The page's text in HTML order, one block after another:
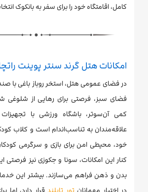
کامل، اقامتگاه خود را برای سفر به بانکوک
امکانات هتل گرند سنتر پوینت
در فضای عمومی هتل، استخر روباز باغی با
فضای سبز، فرصتی برای رهایی از شلوغی
کمی آن‌سوتر، باشگاه ورزشی با
علاقه‌مندان به تناسب‌اندام است و کلاب
خود، محیطی امن برای بازی و سرگرمی
کنار این امکانات، سونا و جکوزی نیز فرصتی
بدن و ذهن فراهم می‌سازند. بیشتر این